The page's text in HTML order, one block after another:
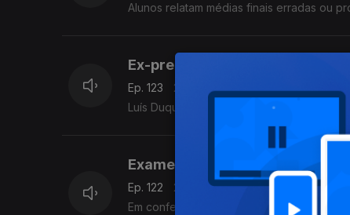
Alunos relatam médias finais erradas ou
Ex-presidente do JNE diz que
Ep. 123
21 jul. 2026
Luís Duque de Almeida, ex-presidente do
Exames nacionais: "qual a
Ep. 122
20 jul. 2026
Em conferência de imprensa, Fernando Alexandre afirmou que cumpriu a sua missão no processo de